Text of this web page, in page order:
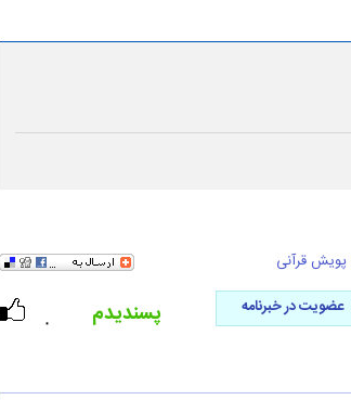
پویش قرآنی
عضویت در خبرنامه
۰ پسندیدم